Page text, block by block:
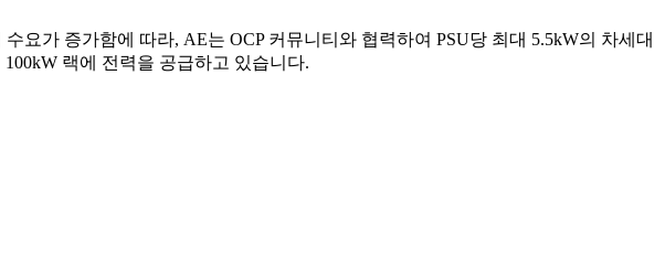
요가 증가함에 따라, AE는 OCP 커뮤니티와 협력하여 PSU당 최대 5.5kW의 차세대
랙에 전력을 공급하고 있습니다.